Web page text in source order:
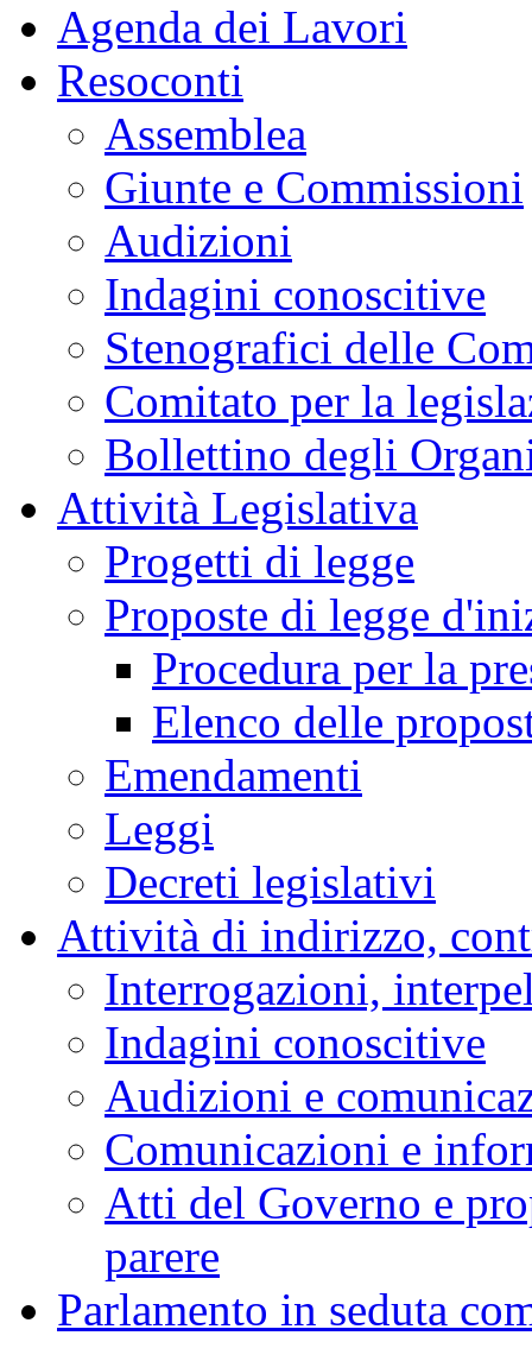
Agenda dei Lavori
Resoconti
Assemblea
Giunte e Commissioni
Audizioni
Indagini conoscitive
Stenografici delle
Comitato per la
Bollettino degli
Attività Legislativa
Progetti di legge
Proposte di legge
Procedura per la
Elenco delle
Emendamenti
Leggi
Decreti legislativi
Attività di indirizzo,
Interrogazioni,
Indagini conoscitive
Audizioni e
Comunicazioni e
Atti del Governo e
parere
Parlamento in seduta